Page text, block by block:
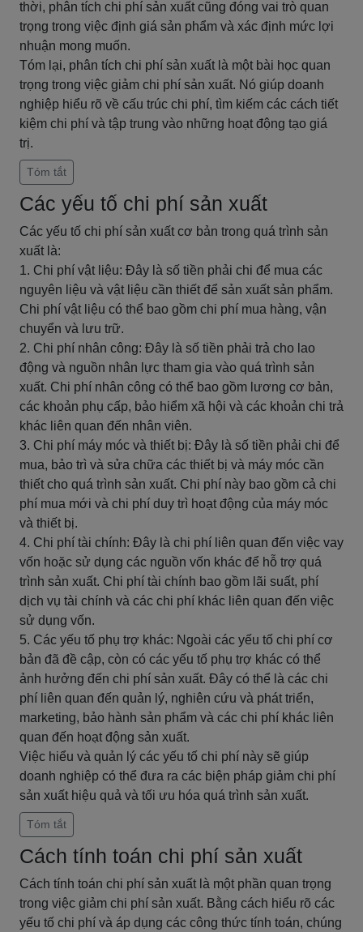
thời, phân tích chi phí sản xuất cũng đóng vai trò quan
trọng trong việc định giá sản phẩm và xác định mức lợi
nhuận mong muốn.
Tóm lại, phân tích chi phí sản xuất là một bài học quan
trọng trong việc giảm chi phí sản xuất. Nó giúp doanh
nghiệp hiểu rõ về cấu trúc chi phí, tìm kiếm các cách tiết
kiệm chi phí và tập trung vào những hoạt động tạo giá
trị.
Tóm tắt
Các yếu tố chi phí sản xuất
Các yếu tố chi phí sản xuất cơ bản trong quá trình sản
xuất là:
1. Chi phí vật liệu: Đây là số tiền phải chi để mua các
nguyên liệu và vật liệu cần thiết để sản xuất sản phẩm.
Chi phí vật liệu có thể bao gồm chi phí mua hàng, vận
chuyển và lưu trữ.
2. Chi phí nhân công: Đây là số tiền phải trả cho lao
động và nguồn nhân lực tham gia vào quá trình sản
xuất. Chi phí nhân công có thể bao gồm lương cơ bản,
các khoản phụ cấp, bảo hiểm xã hội và các khoản chi trả
khác liên quan đến nhân viên.
3. Chi phí máy móc và thiết bị: Đây là số tiền phải chi để
mua, bảo trì và sửa chữa các thiết bị và máy móc cần
thiết cho quá trình sản xuất. Chi phí này bao gồm cả chi
phí mua mới và chi phí duy trì hoạt động của máy móc
và thiết bị.
4. Chi phí tài chính: Đây là chi phí liên quan đến việc vay
vốn hoặc sử dụng các nguồn vốn khác để hỗ trợ quá
trình sản xuất. Chi phí tài chính bao gồm lãi suất, phí
dịch vụ tài chính và các chi phí khác liên quan đến việc
sử dụng vốn.
5. Các yếu tố phụ trợ khác: Ngoài các yếu tố chi phí cơ
bản đã đề cập, còn có các yếu tố phụ trợ khác có thể
ảnh hưởng đến chi phí sản xuất. Đây có thể là các chi
phí liên quan đến quản lý, nghiên cứu và phát triển,
marketing, bảo hành sản phẩm và các chi phí khác liên
quan đến hoạt động sản xuất.
Việc hiểu và quản lý các yếu tố chi phí này sẽ giúp
doanh nghiệp có thể đưa ra các biện pháp giảm chi phí
sản xuất hiệu quả và tối ưu hóa quá trình sản xuất.
Tóm tắt
Cách tính toán chi phí sản xuất
Cách tính toán chi phí sản xuất là một phần quan trọng
trong việc giảm chi phí sản xuất. Bằng cách hiểu rõ các
yếu tố chi phí và áp dụng các công thức tính toán, chúng